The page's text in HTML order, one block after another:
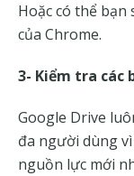
Hoặc có thể
của Chrome.
3- Kiểm tra các
Google Drive
đa người dùng
nguồn lực mới